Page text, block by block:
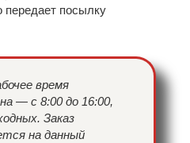
передает посылку
время
— с 8:00 до 16:00,
Заказ
на данный